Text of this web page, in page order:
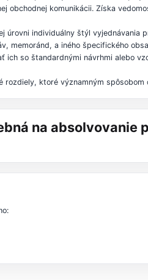
obchodnej komunikácii. Získa
úrovni individuálny štýl
memoránd, a iného špecifického
so štandardnými návrhmi alebo
rozdiely, ktoré významným
na absolvovanie